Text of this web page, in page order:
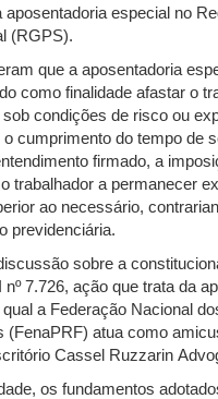
especial no
(RGPS).
que a aposentadoria
como finalidade afastar o
condições de risco ou
cumprimento do tempo de
firmado, a
trabalhador a permanecer
ao necessário,
previdenciária.
sobre a
7.726, ação que trata da
a Federação Nacional
(FenaPRF) atua como
Cassel Ruzzarin
os fundamentos